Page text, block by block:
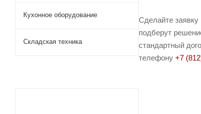
Сделайте заявку
подберут
стандартный
телефону +7
Кухонное оборудование
Складская техника